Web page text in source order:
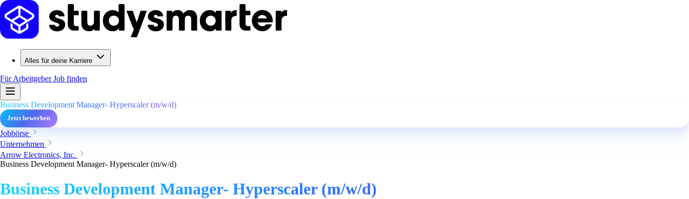
Alles für deine Karriere
Für ArbeitgeberJob finden
Business Development Manager- Hyperscaler (m/w/d)
Jetzt bewerben
Jobbörse
Unternehmen
Arrow Electronics, Inc.
Business Development Manager- Hyperscaler (m/w/d)
Business Development Manager- Hyperscaler (m/w/d)